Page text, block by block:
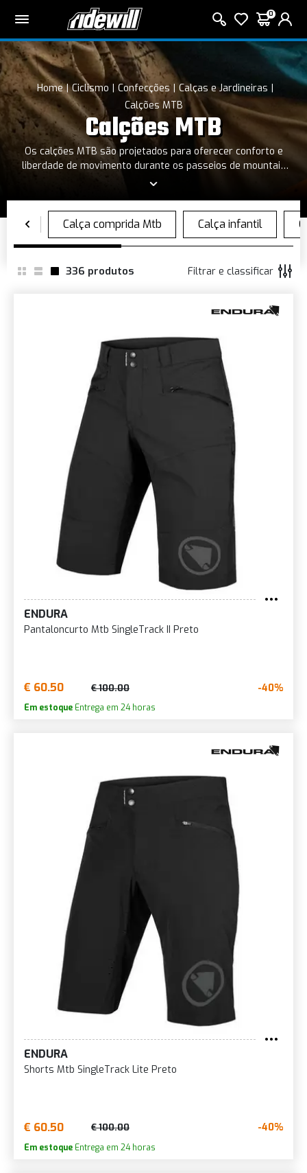
0
Home Ciclismo Confecções
Calças e Jardineiras
Calções MTB
Calções MTB
Os calções MTB são projetados para oferecer conforto e
liberdade de movimento durante os passeios de mountain
bike. Feitos com materiais duráveis e respiráveis, protegem
impactos, melhorando o conforto em longas pedaladas
336 produtos Filtrar e classificar
ENDURA
Pantaloncurto Mtb SingleTrack II Preto
€ 60.50 € 100.00 -40%
Em estoque Entrega em 24 horas
ENDURA
Shorts Mtb SingleTrack Lite Preto
€ 60.50 € 100.00 -40%
Em estoque Entrega em 24 horas